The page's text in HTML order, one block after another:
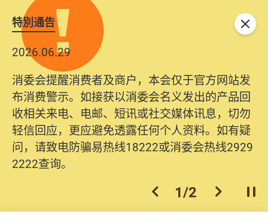
特別通告
2026.06.29
消委会提醒消费者及商户，本会仅于官方网站发
布消费警示。如接获以消委会名义发出的产品回
收相关来电、电邮、短讯或社交媒体讯息，切勿
轻信回应，更应避免透露任何个人资料。如有疑
问，请致电防骗易热线18222或消委会热线2929
2222查询。
上一个
1/2 下一个开
关闭